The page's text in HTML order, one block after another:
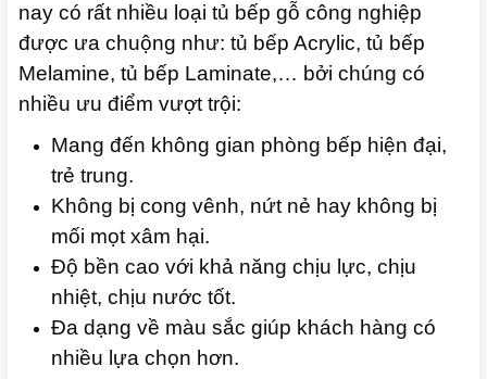
nay có rất nhiều loại tủ bếp gỗ công nghiệp
được ưa chuộng như: tủ bếp Acrylic, tủ bếp
Melamine, tủ bếp Laminate,… bởi chúng có
nhiều ưu điểm vượt trội:
Mang đến không gian phòng bếp hiện đại,
trẻ trung.
Không bị cong vênh, nứt nẻ hay không bị
mối mọt xâm hại.
Độ bền cao với khả năng chịu lực, chịu
nhiệt, chịu nước tốt.
Đa dạng về màu sắc giúp khách hàng có
nhiều lựa chọn hơn.